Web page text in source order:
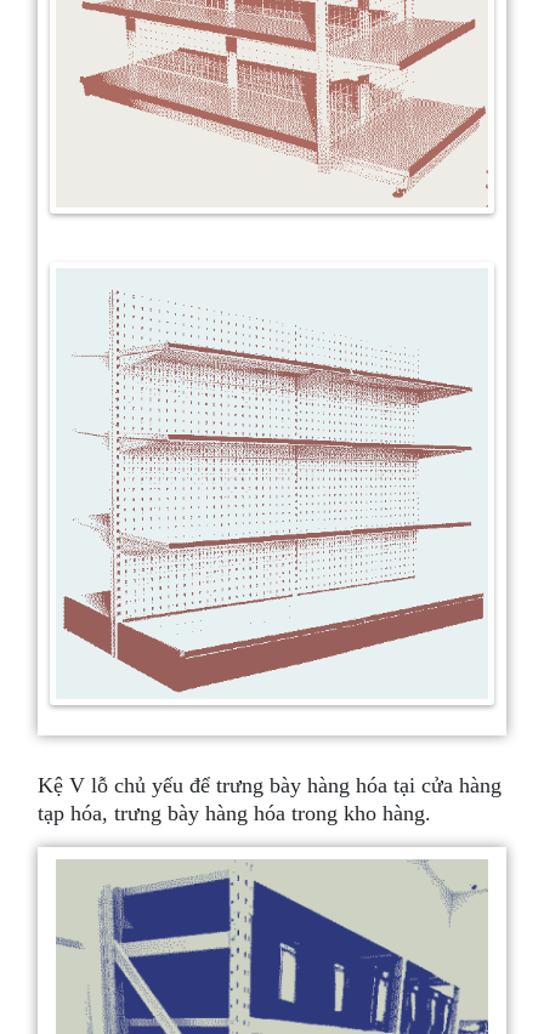
Kệ V lỗ chủ yếu để trưng bày hàng hóa tại cửa hàng
tạp hóa, trưng bày hàng hóa trong kho hàng.